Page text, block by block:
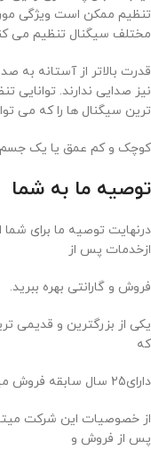
تنظیم ممکن است ویژگی مورد
مختلف سیگنال تنظیم می
قدرت بالاتر از آستانه به
نیز صدایی ندارند.
ترین سیگنال ها را که می
کوچک و کم عمق یا یک جسم
توصیه ما به شما
درنهایت توصیه ما برای
ازخدمات پس از
فروش و گارانتی بهره ببرید.
یکی از بزرگترین و قدیمی
که
دارای25 سال سابقه فروش میباشد.
از خصوصیات این شرکت
پس از فروش و